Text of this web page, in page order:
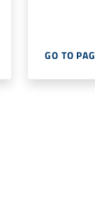
GO TO